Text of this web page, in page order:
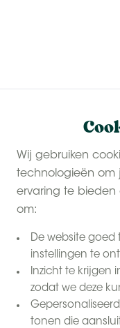
Wij gebruiken
technologieën om
ervaring te bieden
om:
De website goed
instellingen te
Inzicht te krijgen
zodat we deze
tonen die
Reserveer snel jouw
Beleef je